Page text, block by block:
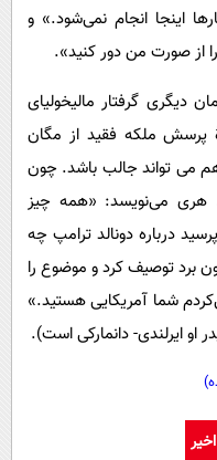
اینجا انجام نمی‌شود.» و
از صورت من دور کنید».
دیگری گرفتار مالیخولیای
پرسش ملکه فقید از مگان
هم می تواند جالب باشد. چون
می‌نویسد: «همه چیز
درباره دونالد ترامپ چه
برد توصیف کرد و موضوع را
شما آمریکایی هستید.»
او ایرلندی- دانمارکی است).